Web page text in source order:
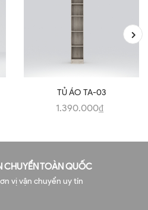
TỦ ÁO TA-03
1.390.000₫
CHUYỂN TOÀN QUỐC
vị vận chuyển uy tín